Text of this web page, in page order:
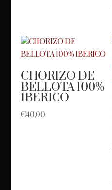
CHORIZO DE
BELLOTA 100%
IBERICO
€40,00